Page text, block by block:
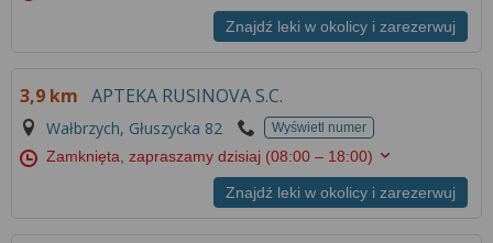
Znajdź leki w okolicy i zarezerwuj
3,9 km APTEKA RUSINOVA S.C.
Wałbrzych, Głuszycka 82 Wyświetl numer
Zamknięta, zapraszamy dzisiaj (08:00 – 18:00)
Znajdź leki w okolicy i zarezerwuj